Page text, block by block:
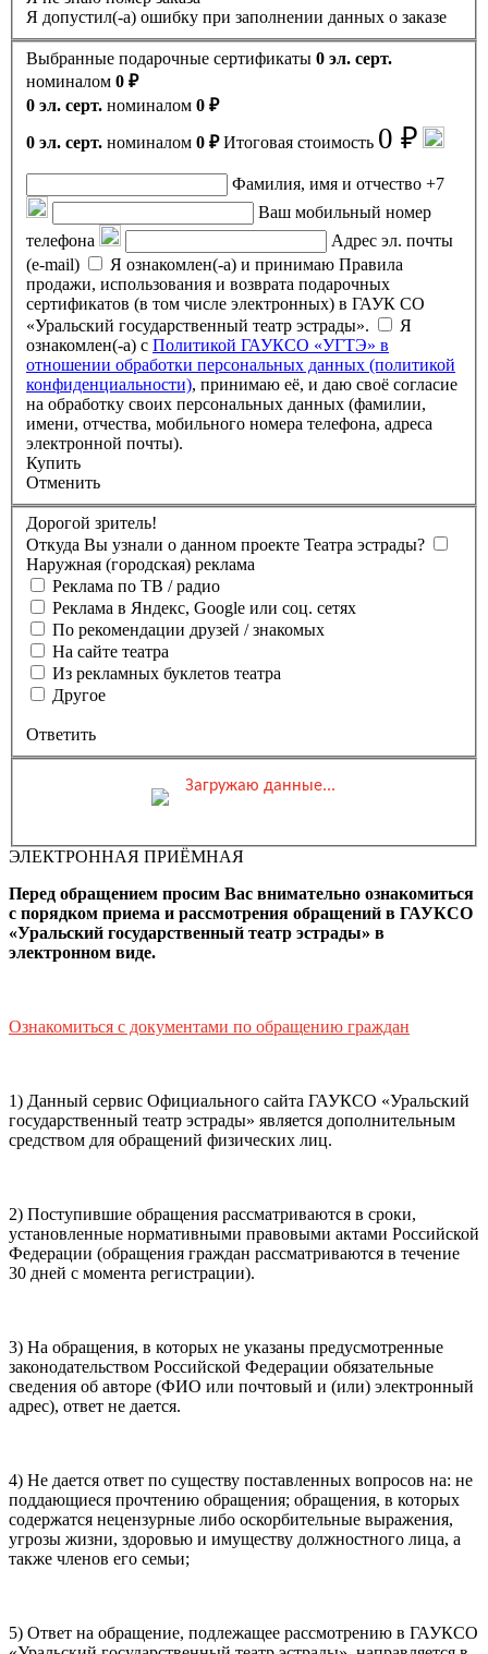
Я допустил(-а) ошибку при заполнении данных о заказе
Выбранные подарочные сертификаты 0 эл. серт.
номиналом 0 ₽
0 эл. серт. номиналом 0 ₽
0 эл. серт. номиналом 0 ₽ Итоговая стоимость 0 ₽
Фамилия, имя и отчество +7
Ваш мобильный номер
телефона
Адрес эл. почты
(e-mail)
Я ознакомлен(-а) и принимаю Правила
продажи, использования и возврата подарочных
сертификатов (в том числе электронных) в ГАУК СО
«Уральский государственный театр эстрады».
Я
ознакомлен(-а) с Политикой ГАУКСО «УГТЭ» в
отношении обработки персональных данных (политикой
конфиденциальности), принимаю её, и даю своё согласие
на обработку своих персональных данных (фамилии,
имени, отчества, мобильного номера телефона, адреса
электронной почты).
Купить
Отменить
Дорогой зритель!
Откуда Вы узнали о данном проекте Театра эстрады?
Наружная (городская) реклама
Реклама по ТВ / радио
Реклама в Яндекс, Google или соц. сетях
По рекомендации друзей / знакомых
На сайте театра
Из рекламных буклетов театра
Другое
Ответить
Загружаю данные...
Вы бронируете места наМероприятие состоитсяЗал
Промокод
Применить
Фамилия, Имя (Отчество
мобильный номер телефона
Способ оплаты
Банковская карта
карта
правила возвратабилетов, а такжеправила посещения
театра.
Я ознакомлен(-а) сПолитикой ГАУКСО
«УГТЭ» в отношении обработки персональных данных
(политикой конфиденциальности)
своё согласие на обработку своих персональных данных
покупаю билет(-ы) для лиц, соответсвующих возрастной
категории мероприятия.
Подтвердить
ЭЛЕКТРОННАЯ ПРИЁМНАЯ
Перед обращением просим Вас внимательно ознакомиться
с порядком приема и рассмотрения обращений в ГАУКСО
«Уральский государственный театр эстрады» в
электронном виде.
Ознакомиться с документами по обращению граждан
1) Данный сервис Официального сайта ГАУКСО «Уральский
государственный театр эстрады» является дополнительным
средством для обращений физических лиц.
2) Поступившие обращения рассматриваются в сроки,
установленные нормативными правовыми актами Российской
Федерации (обращения граждан рассматриваются в течение
30 дней с момента регистрации).
3) На обращения, в которых не указаны предусмотренные
законодательством Российской Федерации обязательные
сведения об авторе (ФИО или почтовый и (или) электронный
адрес), ответ не дается.
4) Не дается ответ по существу поставленных вопросов на: не
поддающиеся прочтению обращения; обращения, в которых
содержатся нецензурные либо оскорбительные выражения,
угрозы жизни, здоровью и имуществу должностного лица, а
также членов его семьи;
5) Ответ на обращение, подлежащее рассмотрению в ГАУКСО